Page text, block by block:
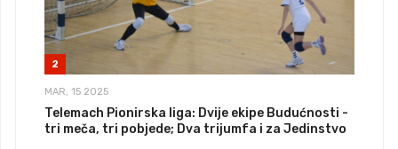
2
MAR, 15 2025
Telemach Pionirska liga: Dvije ekipe Budućnosti -
tri meča, tri pobjede; Dva trijumfa i za Jedinstvo